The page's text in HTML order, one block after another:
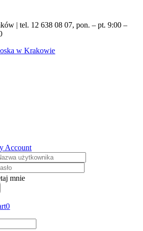
| tel. 12 638 08 07, pon. – pt. 9:00 –
Account
mnie
0